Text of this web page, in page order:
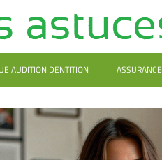
AUDITION DENTITION